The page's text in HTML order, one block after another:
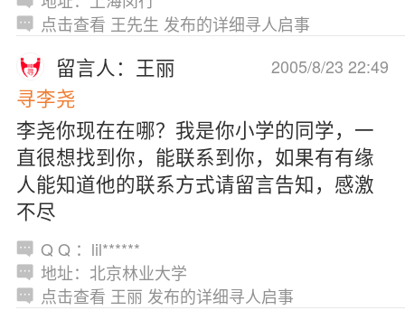
点击查看 王先生 发布的详细寻人启事
2005/8/23 22:49
留言人：王丽
寻李尧
李尧你现在在哪？我是你小学的同学，一
直很想找到你，能联系到你，如果有有缘
人能知道他的联系方式请留言告知，感激
不尽
Q Q ：lil******
地址：北京林业大学
点击查看 王丽 发布的详细寻人启事